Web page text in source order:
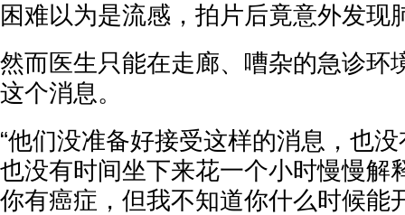
困难以为是流感，拍片后竟意外发现
然而医生只能在走廊、嘈杂的急诊环
这个消息。
“他们没准备好接受这样的消息，也
也没有时间坐下来花一个小时慢慢解
你有癌症，但我不知道你什么时候能